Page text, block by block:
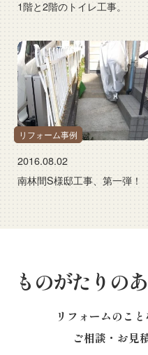
1階と2階のトイレ工事。
リフォーム事例
2016.08.02
南林間S様邸工事、第一弾！
ものがたりの
リフォームのこ
ご相談・お見